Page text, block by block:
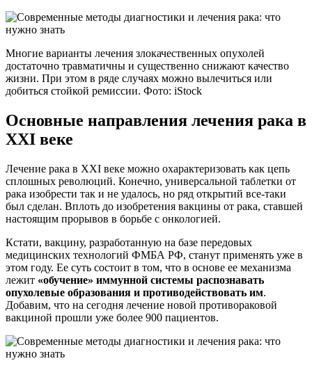
Многие варианты лечения злокачественных опухолей
достаточно травматичны и существенно снижают качество
жизни. При этом в ряде случаях можно вылечиться или
добиться стойкой ремиссии. Фото: iStock
Основные направления лечения рака в
XXI веке
Лечение рака в XXI веке можно охарактеризовать как цепь
сплошных революций. Конечно, универсальной таблетки от
рака изобрести так и не удалось, но ряд открытий все-таки
был сделан. Вплоть до изобретения вакцины от рака, ставшей
настоящим прорывов в борьбе с онкологией.
Кстати, вакцину, разработанную на базе передовых
медицинских технологий ФМБА РФ, станут применять уже в
этом году. Ее суть состоит в том, что в основе ее механизма
лежит «обучение» иммунной системы распознавать
опухолевые образования и противодействовать им.
Добавим, что на сегодня лечение новой противораковой
вакциной прошли уже более 900 пациентов.